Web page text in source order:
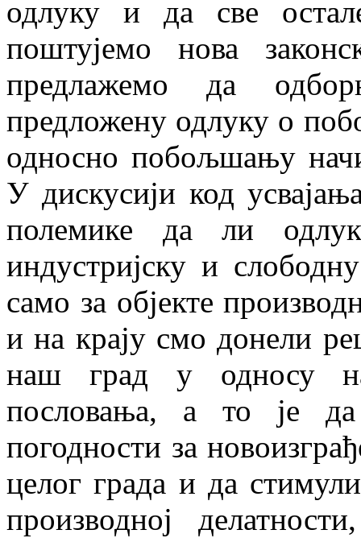
одлуку и да све
поштујемо нова
предлажемо да
предложену одлуку о
односно побољшању
У дискусији код
полемике да ли
индустријску и
само за објекте
и на крају смо донели
наш град у односу на
пословања, а то је
погодности за
целог града и да
производној